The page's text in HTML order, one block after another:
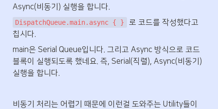
Async(비동기) 실행을 합니다.
DispatchQueue.main.async { }
로 코드를 작성했다고
칩시다.
main은 Serial Queue입니다. 그리고 Async 방식으로 코드
블록이 실행되도록 했네요. 즉, Serial(직렬), Async(비동기)
실행을 합니다.
비동기 처리는 어렵기 때문에 이런걸 도와주는 Utility들이